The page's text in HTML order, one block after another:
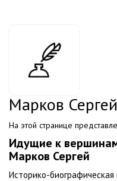
Марков Сергей
На этой странице
Идущие к
Марков Сергей
Историко-биографическая